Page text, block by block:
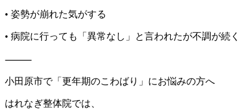
• 姿勢が崩れた気がする
• 病院に行っても「異常なし」と言われたが不調が続く
⸻
小田原市で「更年期のこわばり」にお悩みの方へ
はれなぎ整体院では、